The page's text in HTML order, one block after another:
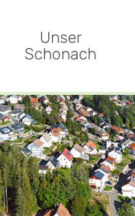
Unser
Schonach